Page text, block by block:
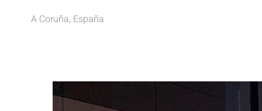
A Coruña, España